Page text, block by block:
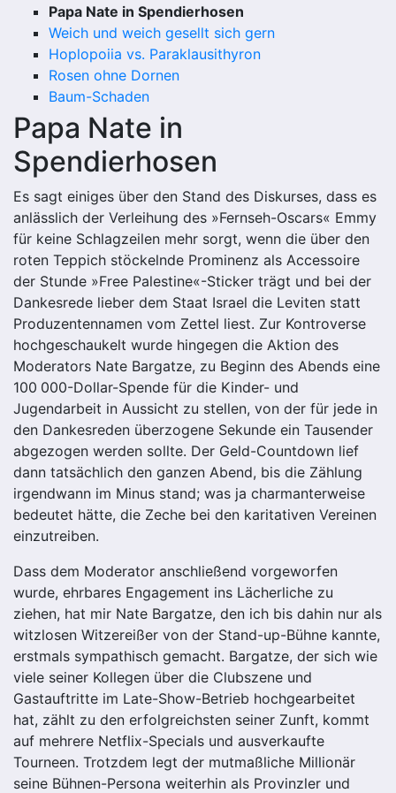
Papa Nate in Spendierhosen
Weich und weich gesellt sich gern
Hoplopoiia vs. Paraklausithyron
Rosen ohne Dornen
Baum-Schaden
Papa Nate in
Spendierhosen
Es sagt einiges über den Stand des Diskurses, dass es
anlässlich der Verleihung des »Fernseh-Oscars« Emmy
für keine Schlagzeilen mehr sorgt, wenn die über den
roten Teppich stöckelnde Prominenz als Accessoire
der Stunde »Free Palestine«-Sticker trägt und bei der
Dankesrede lieber dem Staat Israel die Leviten statt
Produzentennamen vom Zettel liest. Zur Kontroverse
hochgeschaukelt wurde hingegen die Aktion des
Moderators Nate Bargatze, zu Beginn des Abends eine
100 000-Dollar-Spende für die Kinder- und
Jugendarbeit in Aussicht zu stellen, von der für jede in
den Dankesreden überzogene Sekunde ein Tausender
abgezogen werden sollte. Der Geld-Countdown lief
dann tatsächlich den ganzen Abend, bis die Zählung
irgendwann im Minus stand; was ja charmanterweise
bedeutet hätte, die Zeche bei den karitativen Vereinen
einzutreiben.
Dass dem Moderator anschließend vorgeworfen
wurde, ehrbares Engagement ins Lächerliche zu
ziehen, hat mir Nate Bargatze, den ich bis dahin nur als
witzlosen Witzereißer von der Stand-up-Bühne kannte,
erstmals sympathisch gemacht. Bargatze, der sich wie
viele seiner Kollegen über die Clubszene und
Gastauftritte im Late-Show-Betrieb hochgearbeitet
hat, zählt zu den erfolgreichsten seiner Zunft, kommt
auf mehrere Netflix-Specials und ausverkaufte
Tourneen. Trotzdem legt der mutmaßliche Millionär
seine Bühnen-Persona weiterhin als Provinzler und